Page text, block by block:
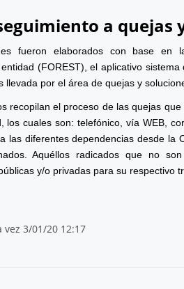
a quejas
fueron elaborados con base
(FOREST), el aplicativo
llevada por el área de quejas y
recopilan el proceso de las quejas
los cuales son: telefónico, vía WEB,
las diferentes dependencias desde
Aquéllos radicados que no
y/o privadas para su respectivo
3/01/20 12:17